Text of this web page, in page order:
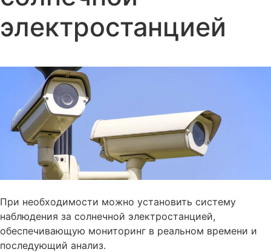
электростанцией
При необходимости можно установить систему
наблюдения за солнечной электростанцией,
обеспечивающую мониторинг в реальном времени и
последующий анализ.